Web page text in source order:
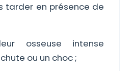
tarder en présence de
osseuse intense
ou un choc ;